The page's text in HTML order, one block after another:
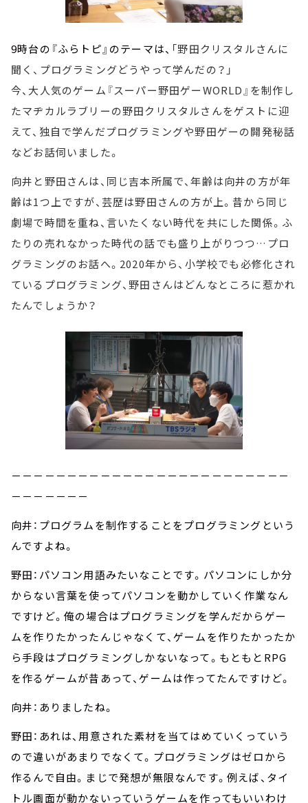
9時台の『ふらトピ』のテーマは、 「野田クリスタルさんに
聞く、プログラミングどうやって学んだの？」
今、大人気のゲーム『スーパー野田ゲーWORLD』を制作し
たマヂカルラブリーの野田クリスタルさんをゲストに迎
えて、独自で学んだプログラミングや野田ゲーの開発秘話
などお話伺いました。
向井と野田さんは、同じ吉本所属で、年齢は向井の方が年
齢は1つ上ですが、芸歴は野田さんの方が上。昔から同じ
劇場で時間を重ね、言いたくない時代を共にした関係。ふ
たりの売れなかった時代の話でも盛り上がりつつ…プロ
グラミングのお話へ。2020年から、小学校でも必修化され
ているプログラミング、野田さんはどんなところに惹かれ
たんでしょうか？
－－－－－－－－－－－－－－－－－－－－－－－－－
－－－－－－－
向井：プログラムを制作することをプログラミングという
んですよね。
野田：パソコン用語みたいなことです。パソコンにしか分
からない言葉を使ってパソコンを動かしていく作業なん
ですけど。俺の場合はプログラミングを学んだからゲー
ムを作りたかったんじゃなくて、ゲームを作りたかったか
ら手段はプログラミングしかないなって。もともとRPG
を作るゲームが昔あって、ゲームは作ってたんですけど。
向井：ありましたね。
野田：あれは、用意された素材を当てはめていくっていう
ので違いがあまりでなくて。プログラミングはゼロから
作るんで自由。まじで発想が無限なんです。例えば、タイ
トル画面が動かないっていうゲームを作ってもいいわけ